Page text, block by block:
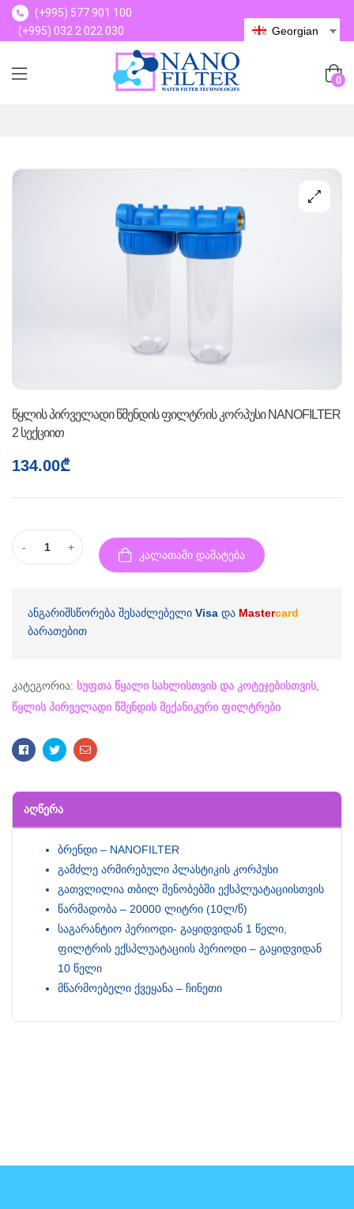
(+995) 577 901 100
(+995) 032 2 022 030
Georgian
0
წყლის პირველადი წმენდის ფილტრის კორპუსი NANOFILTER
2 სექციით
134.00₾
- +
კალათაში დამატება
ანგარიშსწორება შესაძლებელი Visa და Mastercard
ბარათებით
კატეგორია: სუფთა წყალი სახლისთვის და კოტეჯებისთვის,
წყლის პირველადი წმენდის მექანიკური ფილტრები
FacebookTwitterEmail
ᲐᲦᲬᲔᲠᲐ
ბრენდი – NANOFILTER
გამძლე არმირებული პლასტიკის კორპუსი
გათვლილია თბილ შენობებში ექსპლუატაციისთვის
წარმადობა – 20000 ლიტრი (10ლ/წ)
საგარანტიო პერიოდი- გაყიდვიდან 1 წელი,
ფილტრის ექსპლუატაციის პერიოდი – გაყიდვიდან
10 წელი
მწარმოებელი ქვეყანა – ჩინეთი